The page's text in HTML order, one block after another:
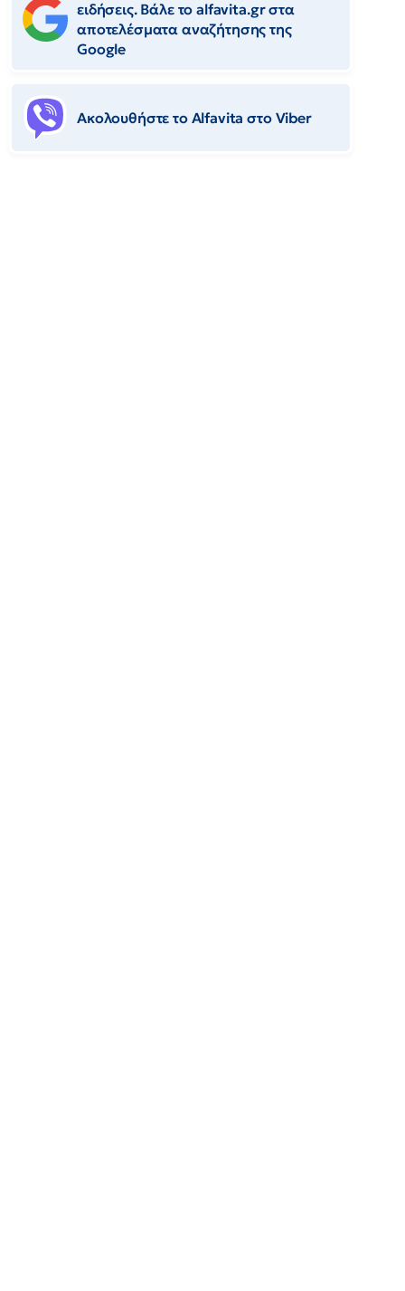
ειδήσεις. Βάλε το alfavita.gr στα
αποτελέσματα αναζήτησης της
Google
Ακολουθήστε το Αlfavita στο Viber